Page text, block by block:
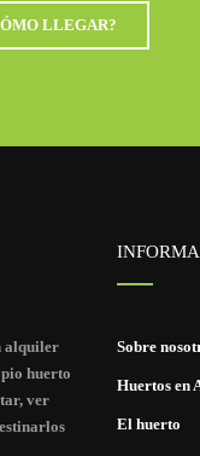
LLEGAR?
alquiler
huerto
ver
Sobre
Huertos en
El huerto